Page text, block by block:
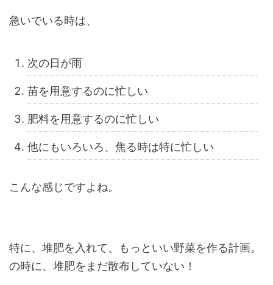
急いでいる時は、
次の日が雨
苗を用意するのに忙しい
肥料を用意するのに忙しい
他にもいろいろ、焦る時は特に忙しい
こんな感じですよね。
特に、堆肥を入れて、もっといい野菜を作る計画。
の時に、堆肥をまだ散布していない！